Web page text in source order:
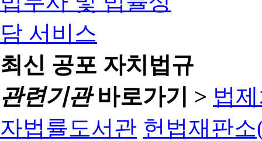
최신 공포 자치법규
관련기관바로가기 > 법
자법률도서관 헌법재판